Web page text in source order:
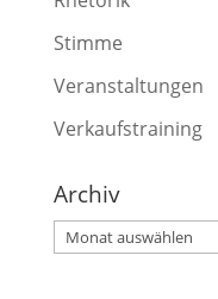
Stimme
Veranstaltungen
Verkaufstraining
Archiv
Archiv